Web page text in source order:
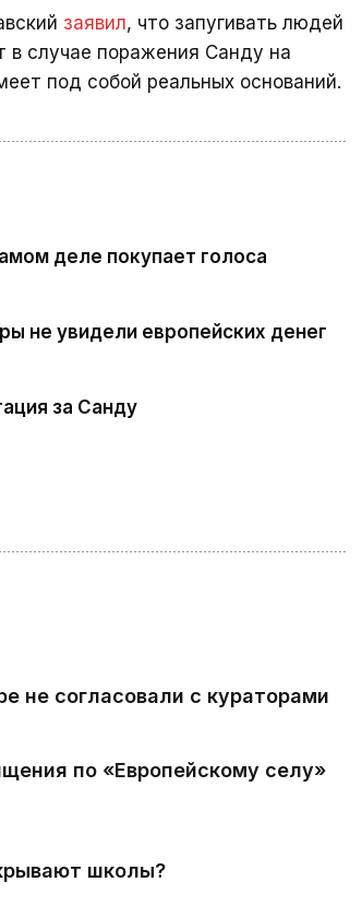
заявил, что запугивать людей
в случае поражения Санду на
под собой реальных оснований.
деле покупает голоса
не увидели европейских денег
за Санду
не согласовали с кураторами
по «Европейскому селу»
школы?